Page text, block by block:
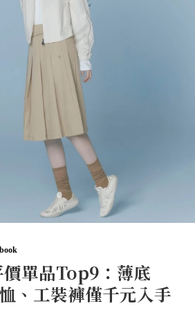
單品Top9：薄底
、工裝褲僅千元入手